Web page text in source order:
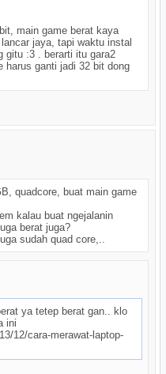
main game berat kaya
jaya, tapi waktu instal
gitu :3 . berarti itu gara2
harus ganti jadi 32 bit dong
quadcore, buat main game
kalau buat ngejalanin
berat juga?
sudah quad core,..
ya tetep berat gan.. klo
ini
12/cara-merawat-laptop-